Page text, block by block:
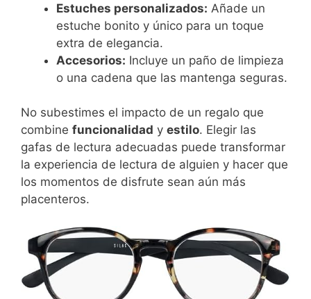
Estuches personalizados: Añade un
estuche bonito y único para un toque
extra de elegancia.
Accesorios: Incluye un paño de limpieza
o una cadena que las mantenga seguras.
No subestimes el impacto de un regalo que
combine funcionalidad y estilo. Elegir las
gafas de lectura adecuadas puede transformar
la experiencia de lectura de alguien y hacer que
los momentos de disfrute sean aún más
placenteros.